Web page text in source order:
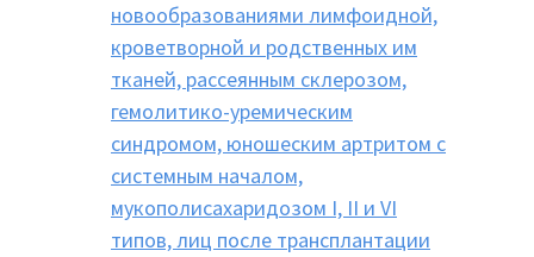
новообразованиями лимфоидной,
кроветворной и родственных им
тканей, рассеянным склерозом,
гемолитико-уремическим
синдромом, юношеским артритом с
системным началом,
мукополисахаридозом I, II и VI
типов, лиц после трансплантации